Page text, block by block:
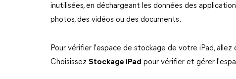
inutilisées, en déchargeant les données des
photos, des vidéos ou des documents.
Pour vérifier l'espace de stockage de votre iPad, allez
Choisissez Stockage iPad pour vérifier et gérer